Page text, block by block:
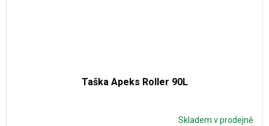
Taška Apeks Roller 90L
Skladem v prodejně